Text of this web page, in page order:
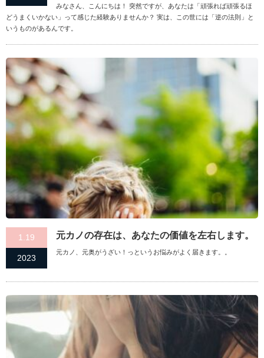
みなさん、こんにちは！ 突然ですが、あなたは「頑張れば頑張るほ
どうまくいかない」って感じた経験ありませんか？ 実は、この世には「逆の法則」と
いうものがあるんです。
1.19
2023
元カノの存在は、あなたの価値を左右します。
元カノ、元奥がうざい！っというお悩みがよく届きます。。